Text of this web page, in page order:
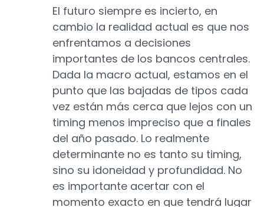
El futuro siempre es incierto, en
cambio la realidad actual es que nos
enfrentamos a decisiones
importantes de los bancos centrales.
Dada la macro actual, estamos en el
punto que las bajadas de tipos cada
vez están más cerca que lejos con un
timing menos impreciso que a finales
del año pasado. Lo realmente
determinante no es tanto su timing,
sino su idoneidad y profundidad. No
es importante acertar con el
momento exacto en que tendrá lugar